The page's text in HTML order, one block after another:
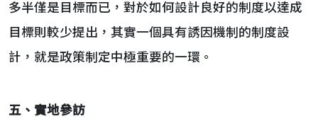
多半僅是目標而已，對於如何設計良好的制度以達成
目標則較少提出，其實一個具有誘因機制的制度設
計，就是政策制定中極重要的一環。
五、實地參訪